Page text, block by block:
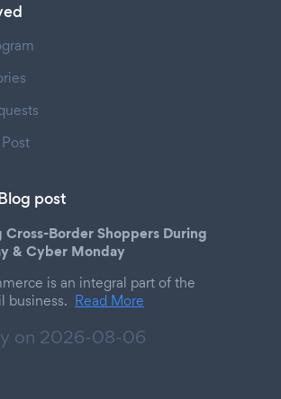
post
Border Shoppers During
& Cyber Monday
is an integral part of the
business. Read More
on 2026-08-06